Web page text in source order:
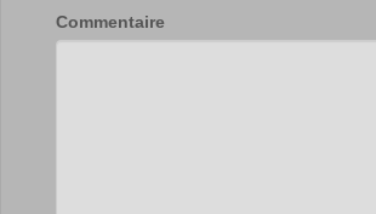
Commentaire